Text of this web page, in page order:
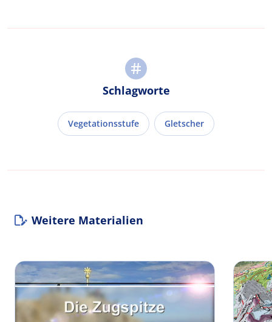
Schlagworte
Vegetationsstufe Gletscher
Weitere Materialien